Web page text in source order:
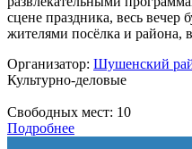
сцене праздника, весь вечер
жителями посёлка и района,
Организатор: Шушенский
Культурно-деловые
Свободных мест: 10
Подробнее